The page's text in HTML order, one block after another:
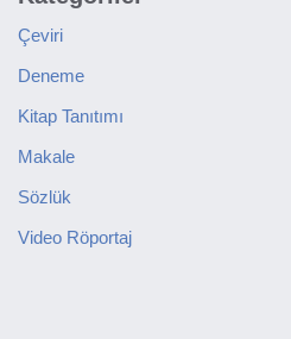
Çeviri
Deneme
Kitap Tanıtımı
Makale
Sözlük
Video Röportaj